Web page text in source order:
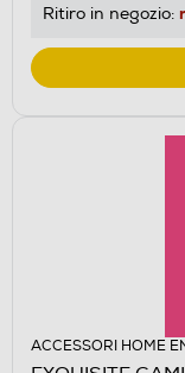
Ritiro in negozio:
ACCESSORI HOME